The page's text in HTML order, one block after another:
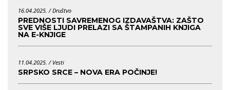
16.04.2025. /Društvo
PREDNOSTI SAVREMENOG IZDAVAŠTVA: ZAŠTO
SVE VIŠE LJUDI PRELAZI SA ŠTAMPANIH KNJIGA
NA E-KNJIGE
11.04.2025. / Vesti
SRPSKO SRCE – NOVA ERA POČINJE!